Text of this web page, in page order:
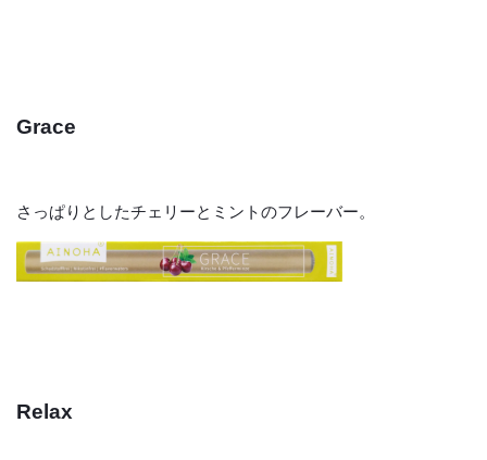
Grace
さっぱりとしたチェリーとミントのフレーバー。
Relax